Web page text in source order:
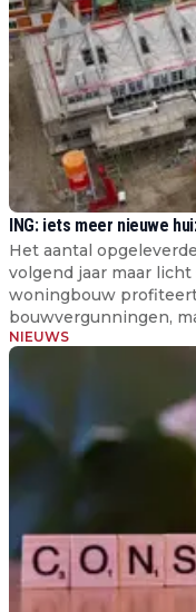
ING: iets meer nieuwe
Het aantal
volgend jaar maar
woningbouw
bouwvergunningen,
NIEUWS